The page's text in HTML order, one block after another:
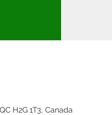
H2G 1T3, Canada